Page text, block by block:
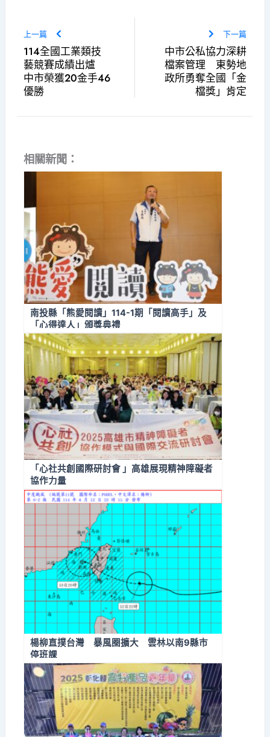
上一篇
114全國工業類技
藝競賽成績出爐
中市榮獲20金手46
優勝
下一篇
中市公私協力深耕
檔案管理 東勢地
政所勇奪全國「金
檔獎」肯定
相關新聞：
南投縣「熊愛閱讀」114-1期「閱讀高手」及
「心得達人」頒獎典禮
「心社共創國際研討會 」高雄展現精神障礙者
協作力量
楊柳直撲台灣 暴風圈擴大 雲林以南9縣市
停班課